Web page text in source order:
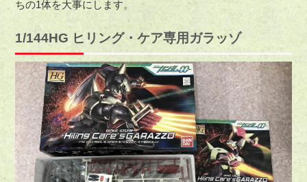
ちの1体を大事にします。
1/144HG ヒリング・ケア専用ガラッゾ